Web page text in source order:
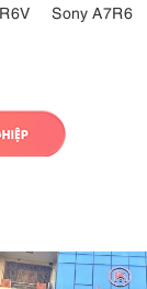
Sony A7R6